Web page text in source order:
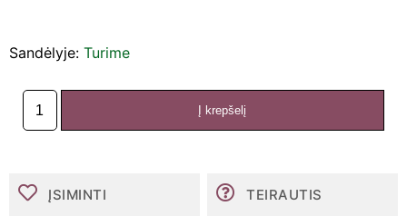
Sandėlyje: Turime
produkto
kiekis:
sauskelnės-
Į krepšelį
ĮSIMINTI TEIRAUTIS